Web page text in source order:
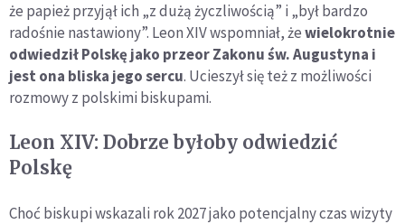
że papież przyjął ich „z dużą życzliwością” i „był bardzo
radośnie nastawiony”. Leon XIV wspomniał, żewielokrotnie
odwiedził Polskę jako przeor Zakonu św. Augustyna i
jest ona bliska jego sercu. Ucieszył się też z możliwości
rozmowy z polskimi biskupami.
Leon XIV: Dobrze byłoby odwiedzić
Polskę
Choć biskupi wskazali rok 2027 jako potencjalny czas wizyty